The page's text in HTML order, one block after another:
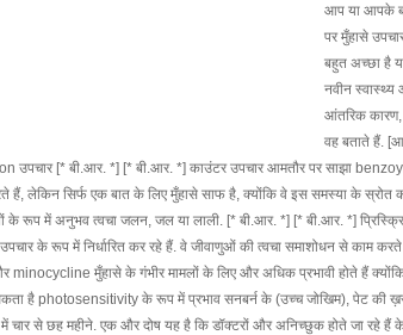
आप या आपके
पर मुँहासे
बहुत अच्छा है
नवीन
आंतरिक कारण,
वह बताते हैं.
उपचार [* बी.आर. *] [* बी.आर. *] काउंटर उपचार आमतौर पर साझा benzoyl
हैं, लेकिन सिर्फ एक बात के लिए मुँहासे साफ है, क्योंकि वे इस समस्या के
के रूप में अनुभव त्वचा जलन, जल या लाली. [* बी.आर. *] [* बी.आर. *]
के रूप में निर्धारित कर रहे हैं. वे जीवाणुओं की त्वचा समाशोधन से काम
minocycline मुँहासे के गंभीर मामलों के लिए और अधिक प्रभावी होते हैं
है photosensitivity के रूप में प्रभाव सनबर्न के (उच्च जोखिम), पेट की
में चार से छह महीने. एक और दोष यह है कि डॉक्टरों और अनिच्छुक होते जा रहे हैं के